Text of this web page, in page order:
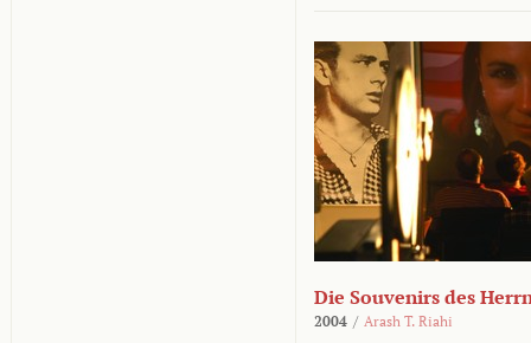
Die Souvenirs des
2004 / Arash T. Riahi